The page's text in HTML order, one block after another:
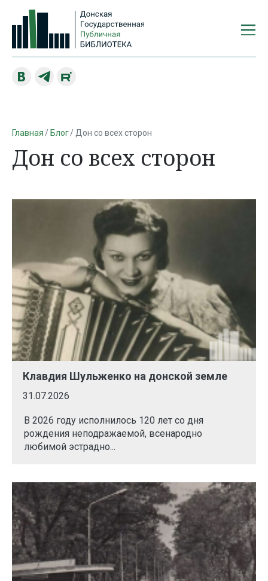
Главная Блог Дон со всех сторон
Дон со всех сторон
Клавдия Шульженко на донской земле
31.07.2026
В 2026 году исполнилось 120 лет со дня
рождения неподражаемой, всенародно
любимой эстрадно...